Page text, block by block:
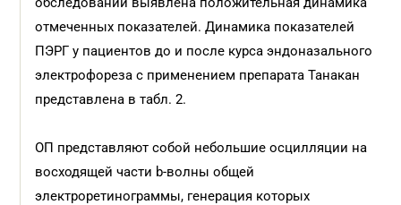
отмеченных показателей. Динамика показателей
ПЭРГ у пациентов до и после курса эндоназального
электрофореза с применением препарата Танакан
представлена в табл. 2.
ОП представляют собой небольшие осцилляции на
восходящей части b-волны общей
электроретинограммы, генерация которых